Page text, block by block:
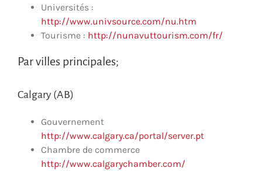
Universités :
http://www.univsource.com/nu.htm
Tourisme : http://nunavuttourism.com/fr/
Par villes principales;
Calgary (AB)
Gouvernement
http://www.calgary.ca/portal/server.pt
Chambre de commerce
http://www.calgarychamber.com/